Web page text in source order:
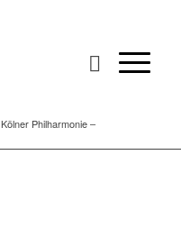
Kölner Philharmonie –